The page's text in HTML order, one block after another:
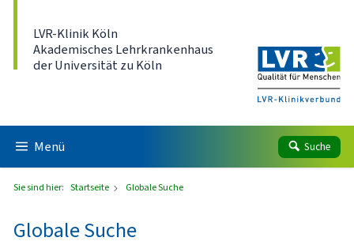
LVR-Klinik Köln
Akademisches Lehrkrankenhaus
der Universität zu Köln
Menü Suche
Sie sind hier: Startseite Globale Suche
Globale Suche